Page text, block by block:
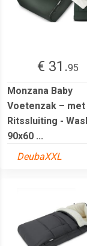
€ 31.95
Monzana Baby
Voetenzak – met
Ritssluiting -
90x60 ...
DeubaXXL